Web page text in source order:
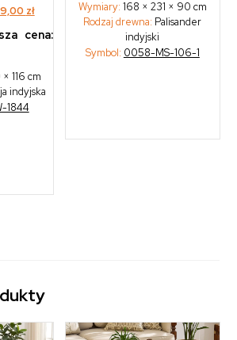
złCurrent
5.299,00 zł.
cena:
116 cm
indyjska
1844
Wymiary: 168 × 231 × 90 cm
Rodzaj drewna: Palisander
indyjski
Symbol: 0058-MS-106-1